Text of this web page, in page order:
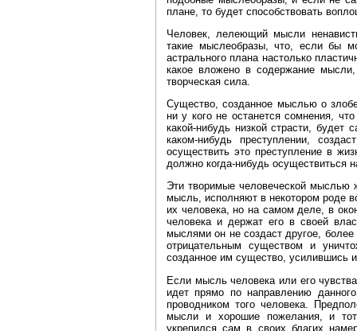
плане, то будет способствовать
Человек, лелеющий мысли
такие мыслеобразы, что, если бы
астрального плана настолько
какое вложено в содержание
творческая сила.
Существо, созданное мыслью о
ни у кого не останется сомнения,
какой‑нибудь низкой страсти,
каком‑нибудь преступлении,
осуществить это преступление в
должно когда‑нибудь осуществиться
Эти творимые человеческой
мысль, исполняют в некотором роде
их человека, но на самом деле, в
человека и держат его в своей
мыслями он не создаст другое, более
отрицательным существом и
созданное им существо, усилившись
Если мысль человека или его
идет прямо по направлению
проводником того человека.
мысли и хорошие пожелания, и
укрепился сам в своих благих